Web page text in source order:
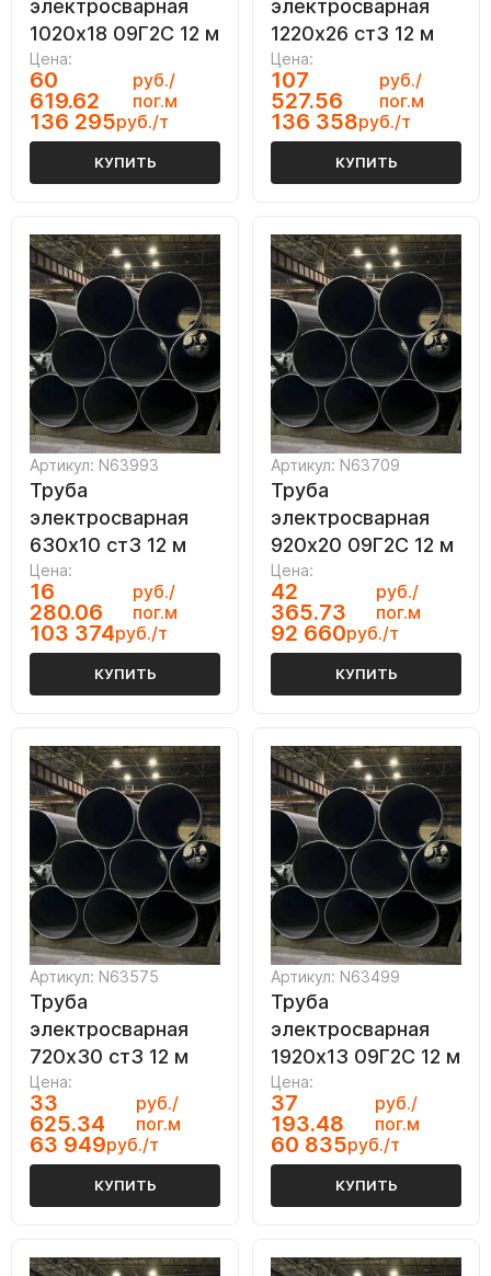
электросварная
1020х18 09Г2С 12 м
Цена:
60
619.62
руб./
пог.м
136 295руб./т
КУПИТЬ
электросварная
1220х26 ст3 12 м
Цена:
107
527.56
руб./
пог.м
136 358руб./т
КУПИТЬ
Артикул: N63993
Труба
электросварная
630х10 ст3 12 м
Цена:
16
280.06
руб./
пог.м
103 374руб./т
КУПИТЬ
Артикул: N63709
Труба
электросварная
920х20 09Г2С 12 м
Цена:
42
365.73
руб./
пог.м
92 660руб./т
КУПИТЬ
Артикул: N63575
Труба
электросварная
720х30 ст3 12 м
Цена:
33
625.34
руб./
пог.м
63 949руб./т
КУПИТЬ
Артикул: N63499
Труба
электросварная
1920х13 09Г2С 12 м
Цена:
37
193.48
руб./
пог.м
60 835руб./т
КУПИТЬ